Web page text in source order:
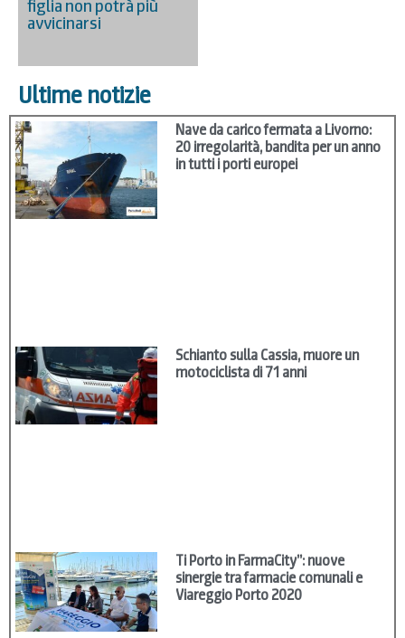
figlia non potrà più
avvicinarsi
Ultime notizie
Nave da carico fermata a Livorno:
20 irregolarità, bandita per un anno
in tutti i porti europei
Schianto sulla Cassia, muore un
motociclista di 71 anni
Ti Porto in FarmaCity”: nuove
sinergie tra farmacie comunali e
Viareggio Porto 2020